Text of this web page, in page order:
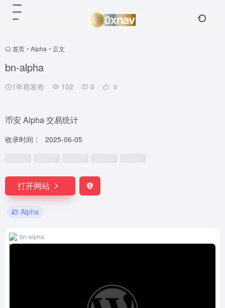
首页 • Alpha • 正文
bn-alpha
1年前发布 102 0 0
币安 Alpha 交易统计
收录时间： 2025-06-05
打开网站
Alpha
bn-alpha